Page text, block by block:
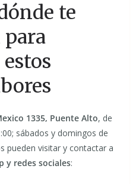
te
1335, Puente Alto, de
sábados y domingos de
pueden visitar y contactar a
y redes sociales: